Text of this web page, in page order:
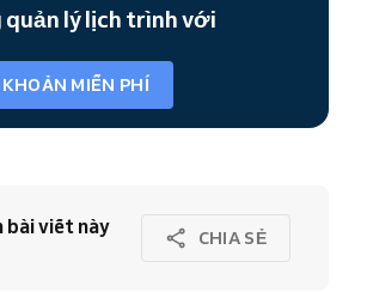
quản lý lịch trình với
MIỄN PHÍ
bài viết này
CHIA SẺ